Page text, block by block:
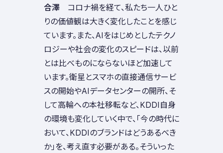
合澤 コロナ禍を経て、私たち一人ひと
りの価値観は大きく変化したことを感じ
ています。また、AIをはじめとしたテクノ
ロジーや社会の変化のスピードは、以前
とは比べものにならないほど加速して
います。衛星とスマホの直接通信サービ
スの開始やAIデータセンターの開所、そ
して高輪への本社移転など、KDDI自身
の環境も変化していく中で、「今の時代に
おいて、KDDIのブランドはどうあるべき
か」を、考え直す必要がある。そういった